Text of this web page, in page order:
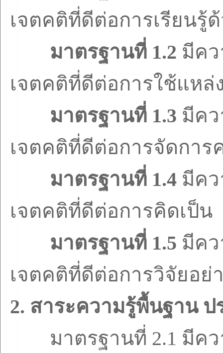
เจตคติที่ดีต่อการเรียนรู้
มาตรฐานที่ 1.2 มีคว
เจตคติที่ดีต่อการใช้แหล่
มาตรฐานที่ 1.3 มีคว
เจตคติที่ดีต่อการจัดการ
มาตรฐานที่ 1.4 มีคว
เจตคติที่ดีต่อการคิดเป็น
มาตรฐานที่ 1.5 มีคว
เจตคติที่ดีต่อการวิจัยอย่
2. สาระความรู้พื้นฐาน
มาตรฐานที่ 2.1 มีคว